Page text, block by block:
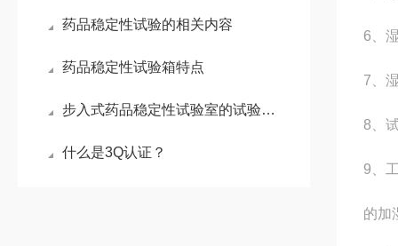
药品稳定性试验的相关内容
药品稳定性试验箱特点
步入式药品稳定性试验室的试验准则及综合性能
什么是3Q认证？
6、
7、
8、
9、
的加